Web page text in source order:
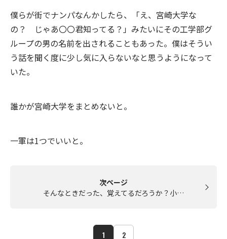
僕らが街でナンパなんかしたら、「え、宮崎大学な
の？ じゃあ〇〇君知ってる？」みたいにその工学部グ
ループの男の名前を出されることもあった。僕はそうい
う話を聞く度に少し気に入らないなと思うようになって
いた。
誰かが宮崎大学をまとめないと。
一軍は1つでいいと。
次ページ
そんなときだった、覚えてるだろうか？小…
1 2